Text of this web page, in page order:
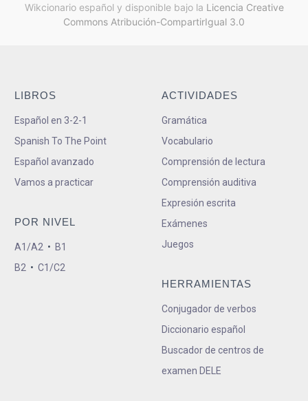
Wikcionario español y disponible bajo la Licencia Creative
Commons Atribución-CompartirIgual 3.0
LIBROS
Español en 3-2-1
Spanish To The Point
Español avanzado
Vamos a practicar
POR NIVEL
A1/A2 • B1
B2 • C1/C2
ACTIVIDADES
Gramática
Vocabulario
Comprensión de lectura
Comprensión auditiva
Expresión escrita
Exámenes
Juegos
HERRAMIENTAS
Conjugador de verbos
Diccionario español
Buscador de centros de
examen DELE